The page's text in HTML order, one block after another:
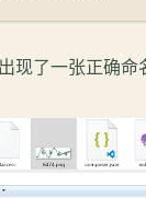
了一张正确命